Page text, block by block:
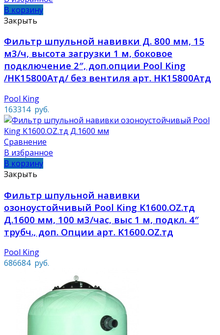
В корзину
Закрыть
Фильтр шпульной навивки Д. 800 мм, 15
м3/ч, высота загрузки 1 м, боковое
подключение 2″, доп.опции Pool King
/HK15800Aтд/ без вентиля арт. HK15800Aтд
Pool King
163314 руб.
Сравнение
В избранное
В корзину
Закрыть
Фильтр шпульной навивки
озоноустойчивый Pool King K1600.OZ.тд
Д.1600 мм, 100 м3/час, выс 1 м, подкл. 4″
трубч., доп. Опции арт. K1600.OZ.тд
Pool King
686684 руб.